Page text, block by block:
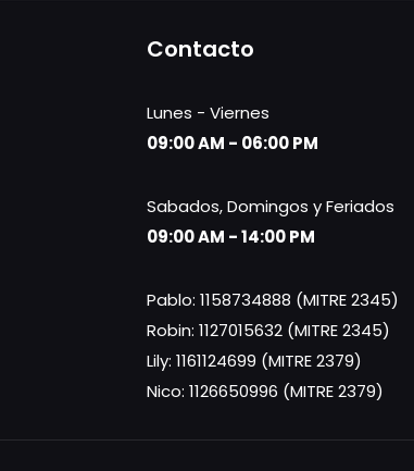
Contacto
Lunes - Viernes
09:00 AM - 06:00 PM
Sabados, Domingos y Feriados
09:00 AM - 14:00 PM
Pablo: 1158734888 (MITRE 2345)
Robin: 1127015632 (MITRE 2345)
Lily: 1161124699 (MITRE 2379)
Nico: 1126650996 (MITRE 2379)